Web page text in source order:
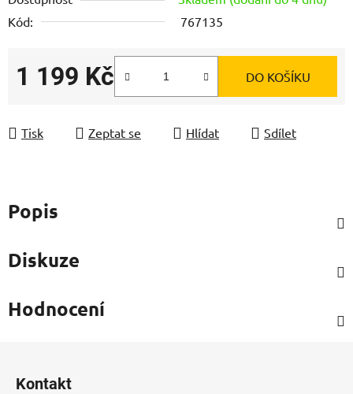
Kód:
767135
1 199 Kč DO KOŠÍKU
Tisk Zeptat se Hlídat Sdílet
Popis
Diskuze
Hodnocení
Kontakt